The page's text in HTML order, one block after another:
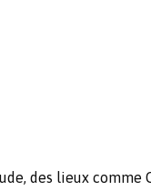
des lieux comme